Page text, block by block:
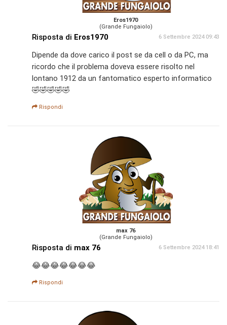
Eros1970
(Grande Fungaiolo)
Risposta di Eros1970 6 Settembre 2024 09:43
Dipende da dove carico il post se da cell o da PC, ma
ricordo che il problema doveva essere risolto nel
lontano 1912 da un fantomatico esperto informatico
🤣🤣🤣🤣🤣
Rispondi
max 76
(Grande Fungaiolo)
Risposta di max 76 6 Settembre 2024 18:41
😂😂😂😂😂😂😂
Rispondi